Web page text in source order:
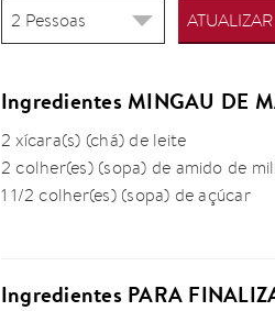
Ingredientes MINGAU DE
2 xícara(s) (chá) de leite
2 colher(es) (sopa) de amido de
1 1/2 colher(es) (sopa) de açúcar
Ingredientes PARA